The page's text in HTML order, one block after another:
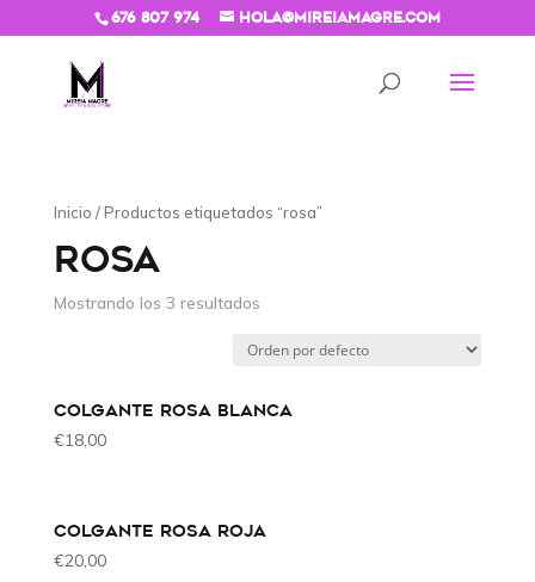
676 807 974 hola@mireiamagre.com
Inicio / Productos etiquetados “rosa”
ROSA
Mostrando los 3 resultados
COLGANTE ROSA BLANCA
€18,00
COLGANTE ROSA ROJA
€20,00